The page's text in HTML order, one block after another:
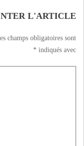
Souverain au Trône
ancêtres
L'ARTICLE
champs obligatoires sont
indiqués avec
*